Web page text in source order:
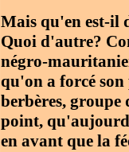
Mais qu'en est-il
Quoi d'autre?
négro-
qu'on a forcé
berbères, groupe
point,
en avant que la